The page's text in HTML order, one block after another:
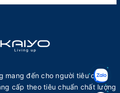
mang đến cho người tiêu dùng
cấp theo tiêu chuẩn chất lượng